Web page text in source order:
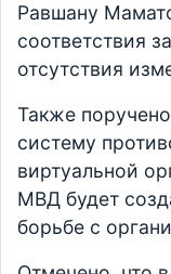
Равшану
соответствия
отсутствия
Также
систему
виртуальной
МВД будет
борьбе с